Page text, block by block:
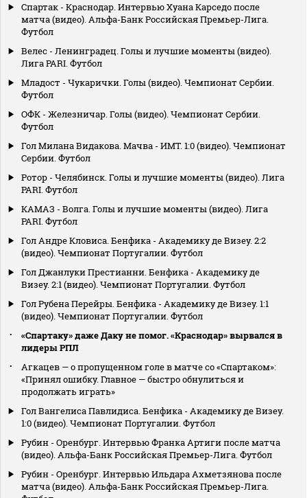
Спартак - Краснодар. Интервью Хуана Карседо после
матча (видео). Альфа-Банк Российская Премьер-Лига.
Футбол
Велес - Ленинградец. Голы и лучшие моменты (видео).
Лига PARI. Футбол
Младост - Чукарички. Голы (видео). Чемпионат Сербии.
Футбол
ОФК - Железничар. Голы (видео). Чемпионат Сербии.
Футбол
Гол Милана Видакова. Мачва - ИМТ. 1:0 (видео). Чемпионат
Сербии. Футбол
Ротор - Челябинск. Голы и лучшие моменты (видео). Лига
PARI. Футбол
КАМАЗ - Волга. Голы и лучшие моменты (видео). Лига
PARI. Футбол
Гол Андре Кловиса. Бенфика - Академику де Визеу. 2:2
(видео). Чемпионат Португалии. Футбол
Гол Джанлуки Престианни. Бенфика - Академику де
Визеу. 2:1 (видео). Чемпионат Португалии. Футбол
Гол Рубена Перейры. Бенфика - Академику де Визеу. 1:1
(видео). Чемпионат Португалии. Футбол
«Спартаку» даже Даку не помог. «Краснодар» вырвался в
лидеры РПЛ
Агкацев — о пропущенном голе в матче со «Спартаком»:
«Принял ошибку. Главное — быстро обнулиться и
продолжать играть»
Гол Вангелиса Павлидиса. Бенфика - Академику де Визеу.
1:0 (видео). Чемпионат Португалии. Футбол
Рубин - Оренбург. Интервью Франка Артиги после матча
(видео). Альфа-Банк Российская Премьер-Лига. Футбол
Рубин - Оренбург. Интервью Ильдара Ахметзянова после
матча (видео). Альфа-Банк Российская Премьер-Лига.